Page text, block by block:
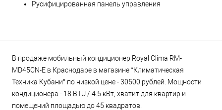
Русифицированная панель управления
В продаже мобильный кондиционер Royal Clima RM-
MD45CN-E в Краснодаре в магазине “Климатическая
Техника Кубани” по низкой цене - 30500 рублей. Мощности
кондиционера - 18 BTU / 4.5 кВт, хватит для квартир и
помещений площадью до 45 квадратов.